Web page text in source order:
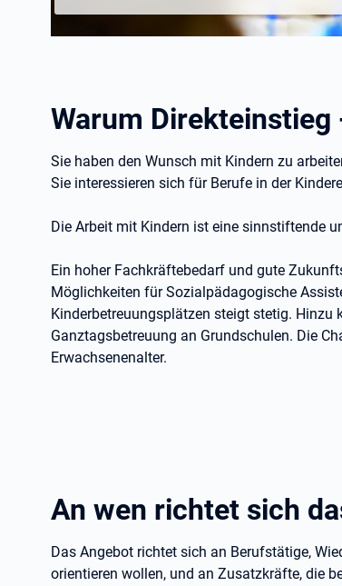
Warum Direkteinstieg
Sie haben den Wunsch mit Kindern zu
Sie interessieren sich für Berufe in der
Die Arbeit mit Kindern ist eine sinnstiftende
Ein hoher Fachkräftebedarf und gute
Möglichkeiten für Sozialpädagogische
Kinderbetreuungsplätzen steigt stetig.
Ganztagsbetreuung an Grundschulen. Die
Erwachsenenalter.
An wen richtet sich
Das Angebot richtet sich an Berufstätige,
orientieren wollen, und an Zusatzkräfte, die